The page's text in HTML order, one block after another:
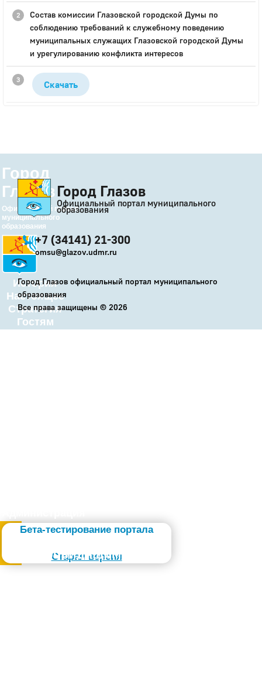
Город
Глазов
Официальный портал
муниципального
образования
История
Настоящее
Стратегия
Гостям
Бета-тестирование портала
Старая версия
Слабовидящим
Состав комиссии Глазовской городской Думы по
соблюдению требований к служебному поведению
муниципальных служащих Глазовской городской Думы
и урегулированию конфликта интересов
Скачать
Город Глазов
Официальный портал муниципального
образования
+7 (34141) 21-300
omsu@glazov.udmr.ru
Город Глазов официальный портал муниципального
образования
Все права защищены © 2026